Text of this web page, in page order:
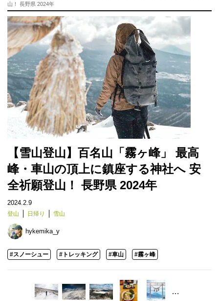
山！ 長野県 2024年
【雪山登山】百名山「霧ヶ峰」 最高
峰・車山の頂上に鎮座する神社へ 安
全祈願登山！ 長野県 2024年
2024.2.9
登山 日帰り 雪山
hykemika_y
#スノーシュー #トレッキング #車山 #霧ヶ峰
…